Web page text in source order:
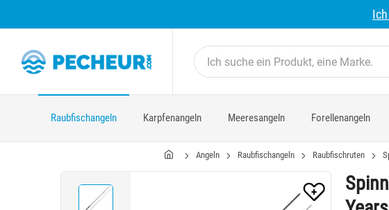
Raubfischangeln Karpfenangeln Meeresangeln Forellenangeln
Angeln Raubfischangeln Raubfischruten